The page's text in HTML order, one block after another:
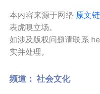
本内容来源于网络 原文
表虎嗅立场。
如涉及版权问题请联系
实并处理。
频道： 社会文化